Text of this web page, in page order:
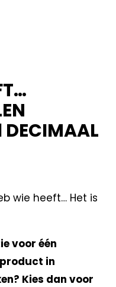
DECIMAAL
wie heeft… Het is
voor één
in
Kies dan voor